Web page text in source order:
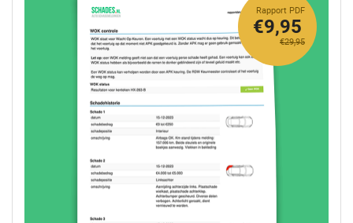
Rapport PDF
€29,95
€9,95